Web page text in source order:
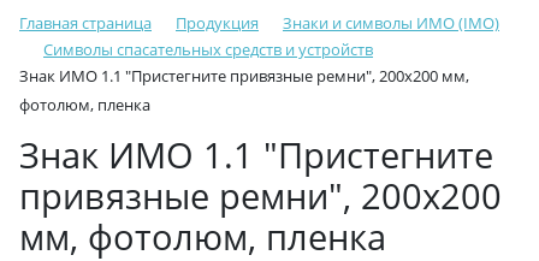
Главная страница Продукция
Знаки и символы ИМО (IMO)
Символы спасательных средств и устройств
Знак ИМО 1.1 "Пристегните привязные ремни", 200x200 мм,
фотолюм, пленка
Знак ИМО 1.1 "Пристегните
привязные ремни", 200x200
мм, фотолюм, пленка